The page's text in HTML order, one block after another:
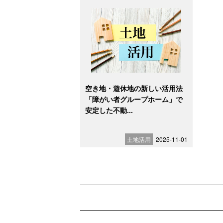
空き地・遊休地の新しい活用法
「障がい者グループホーム」で
安定した不動...
土地活用 2025-11-01